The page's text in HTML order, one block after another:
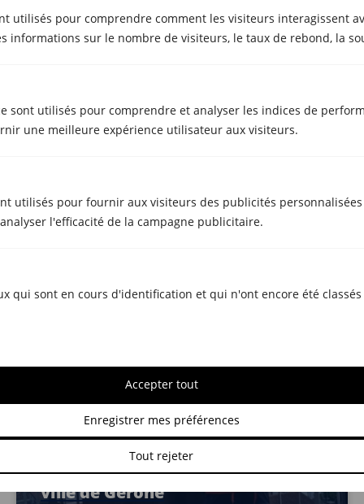
utilisés pour comprendre comment les visiteurs interagissent
informations sur le nombre de visiteurs, le taux de rebond, la
sont utilisés pour comprendre et analyser les indices de
une meilleure expérience utilisateur aux visiteurs.
utilisés pour fournir aux visiteurs des publicités
l'efficacité de la campagne publicitaire.
qui sont en cours d'identification et qui n'ont encore été
Tout rejeter
Enregistrer mes préférences
Accepter tout
Transfert en jacuzzi de Begur à
Santa Coloma de Farners
Transfert piano dans la vieille
ville de Gérone